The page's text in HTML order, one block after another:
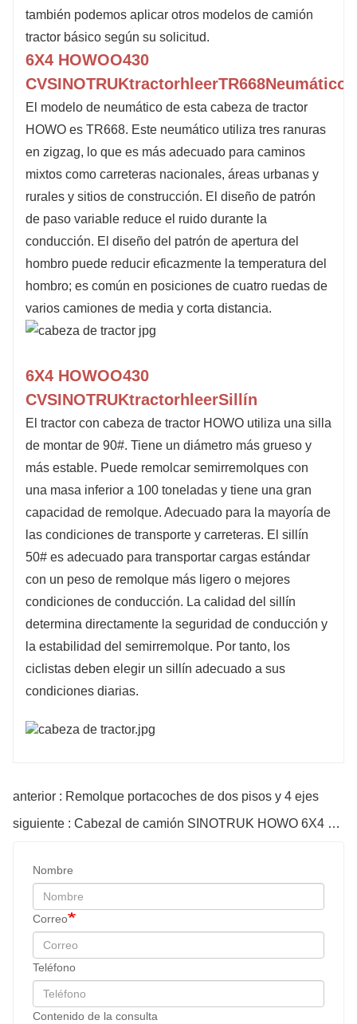
también podemos aplicar otros modelos de camión
tractor básico según su solicitud.
6X4 HOWOO430
CVSINOTRUKtractorhleerTR668Neumático
El modelo de neumático de esta cabeza de tractor
HOWO es TR668. Este neumático utiliza tres ranuras
en zigzag, lo que es más adecuado para caminos
mixtos como carreteras nacionales, áreas urbanas y
rurales y sitios de construcción. El diseño de patrón
de paso variable reduce el ruido durante la
conducción. El diseño del patrón de apertura del
hombro puede reducir eficazmente la temperatura del
hombro; es común en posiciones de cuatro ruedas de
varios camiones de media y corta distancia.
6X4 HOWOO430
CVSINOTRUKtractorh leerSillín
El tractor con cabeza de tractor HOWO utiliza una silla
de montar de 90#. Tiene un diámetro más grueso y
más estable. Puede remolcar semirremolques con
una masa inferior a 100 toneladas y tiene una gran
capacidad de remolque. Adecuado para la mayoría de
las condiciones de transporte y carreteras. El sillín
50# es adecuado para transportar cargas estándar
con un peso de remolque más ligero o mejores
condiciones de conducción. La calidad del sillín
determina directamente la seguridad de conducción y
la estabilidad del semirremolque. Por tanto, los
ciclistas deben elegir un sillín adecuado a sus
condiciones diarias.
anterior : Remolque portacoches de dos pisos y 4 ejes
siguiente : Cabezal de camión SINOTRUK HOWO 6X4 430HP
Nombre
Correo
Teléfono
Contenido de la consulta